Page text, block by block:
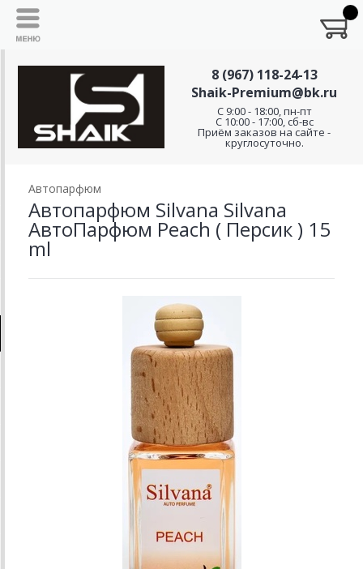
8 (967) 118-24-13
Shaik-Premium@bk.ru
C 9:00 - 18:00, пн-пт
С 10:00 - 17:00, сб-вс
Приём заказов на сайте -
круглосуточно.
Автопарфюм
Автопарфюм Silvana Silvana
АвтоПарфюм Peach ( Персик ) 15
ml